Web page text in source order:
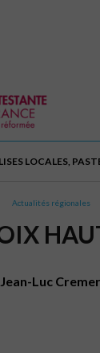
LOCALES,
Actualités régionales
Luc